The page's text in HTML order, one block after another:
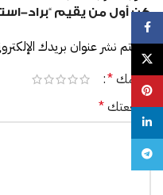
كن أول من يقيم “براد-استيل-تركى-1-
لن يتم نشر عنوان بريدك
تقييمك*
مراجعتك*
linkedin